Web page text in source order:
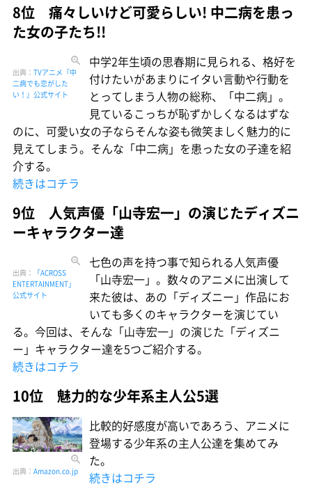
8位 痛々しいけど可愛らしい! 中二病を患っ
た女の子たち!!
出典： TVアニメ『中
二病でも恋がした
い！』公式サイト
中学2年生頃の思春期に見られる、格好を
付けたいがあまりにイタい言動や行動を
とってしまう人物の総称、「中二病」。
見ているこっちが恥ずかしくなるはずな
のに、可愛い女の子ならそんな姿も微笑ましく魅力的に
見えてしまう。そんな「中二病」を患った女の子達を紹
介する。
続きはコチラ
9位 人気声優「山寺宏一」の演じたディズニ
ーキャラクター達
出典：
「ACROSS
ENTERTAINMENT」
公式サイト
七色の声を持つ事で知られる人気声優
「山寺宏一」。数々のアニメに出演して
来た彼は、あの「ディズニー」作品にお
いても多くのキャラクターを演じてい
る。今回は、そんな「山寺宏一」の演じた「ディズニ
ー」キャラクター達を5つご紹介する。
続きはコチラ
10位 魅力的な少年系主人公5選
出典： Amazon.co.jp
比較的好感度が高いであろう、アニメに
登場する少年系の主人公達を集めてみ
た。
続きはコチラ